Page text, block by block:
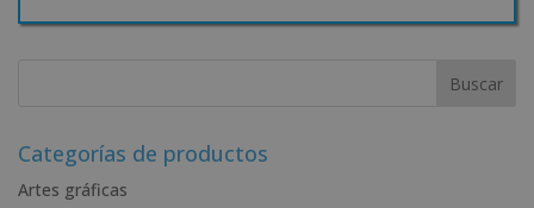
r
a
Categorías de productos
Artes gráficas